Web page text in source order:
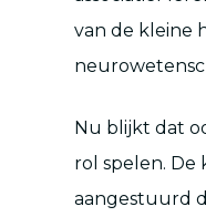
van de kleine
Nu blijkt dat
rol spelen.
aangestuurd